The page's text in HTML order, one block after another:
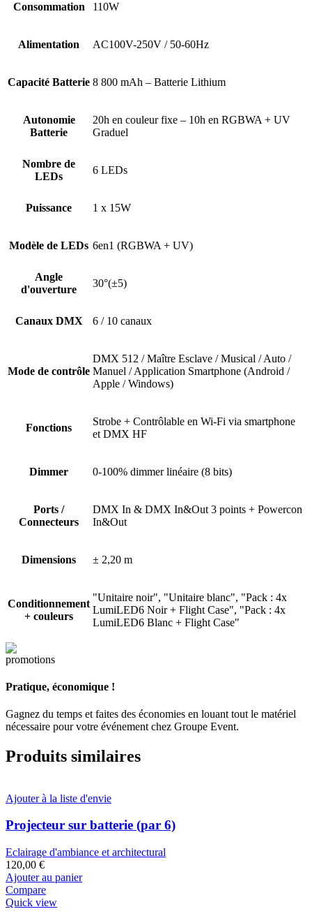
Consommation 110W
Alimentation AC100V-250V / 50-60Hz
Capacité Batterie 8 800 mAh – Batterie Lithium
Autonomie
Batterie
20h en couleur fixe – 10h en RGBWA + UV
Graduel
Nombre de
LEDs
6 LEDs
Puissance 1 x 15W
Modèle de LEDs 6en1 (RGBWA + UV)
Angle
d'ouverture
30°(±5)
Canaux DMX 6 / 10 canaux
Mode de contrôle
DMX 512 / Maître Esclave / Musical / Auto /
Manuel / Application Smartphone (Android /
Apple / Windows)
Fonctions
Strobe + Contrôlable en Wi-Fi via smartphone
et DMX HF
Dimmer 0-100% dimmer linéaire (8 bits)
Ports /
Connecteurs
DMX In & DMX In&Out 3 points + Powercon
In&Out
Dimensions ± 2,20 m
Conditionnement
+ couleurs
"Unitaire noir", "Unitaire blanc", "Pack : 4x
LumiLED6 Noir + Flight Case", "Pack : 4x
LumiLED6 Blanc + Flight Case"
Pratique, économique !
Gagnez du temps et faites des économies en louant tout le matériel
nécessaire pour votre événement chez Groupe Event.
Produits similaires
Ajouter à la liste d'envie
Projecteur sur batterie (par 6)
Eclairage d'ambiance et architectural
120,00 €
Ajouter au panier
Compare
Quick view